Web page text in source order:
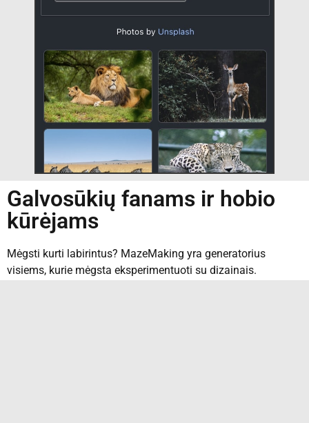
Galvosūkių fanams ir hobio
kūrėjams
Mėgsti kurti labirintus? MazeMaking yra generatorius
visiems, kurie mėgsta eksperimentuoti su dizainais.